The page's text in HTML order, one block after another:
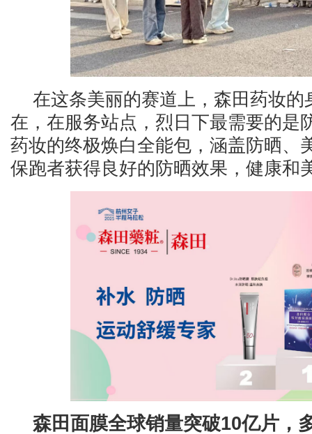
在这条美丽的赛道上，森田药妆的
在，在服务站点，烈日下最需要的是
药妆的终极焕白全能包，涵盖防晒、
保跑者获得良好的防晒效果，健康和
森田面膜全球销量突破10亿片，